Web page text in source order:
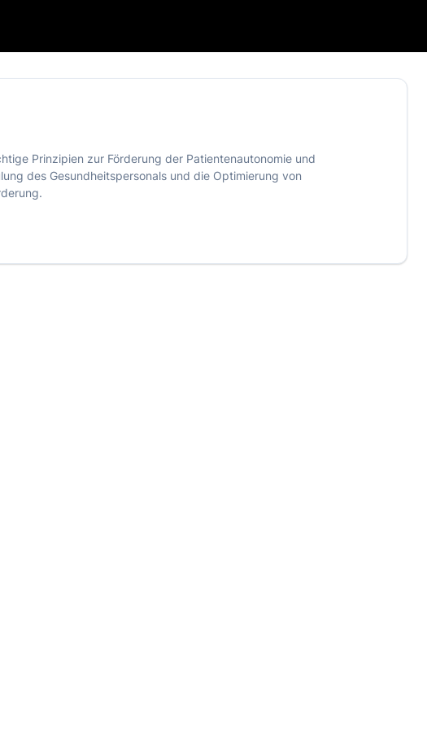
Prinzipien zur Förderung der Patientenautonomie und
des Gesundheitspersonals und die Optimierung von